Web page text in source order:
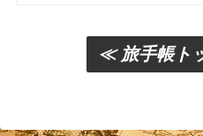
≪ 旅手帳ト